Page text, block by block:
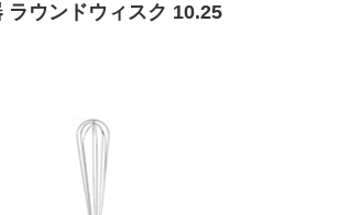
ラウンドウィスク 10.25